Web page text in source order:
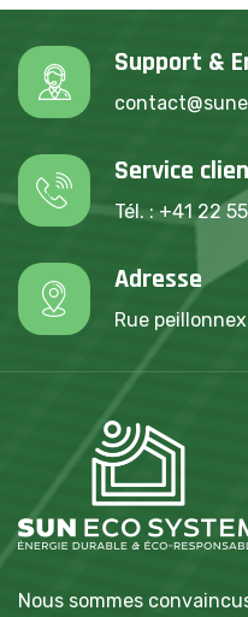
Support &
Service
Tél. : +41 22
Adresse
Rue
Nous sommes